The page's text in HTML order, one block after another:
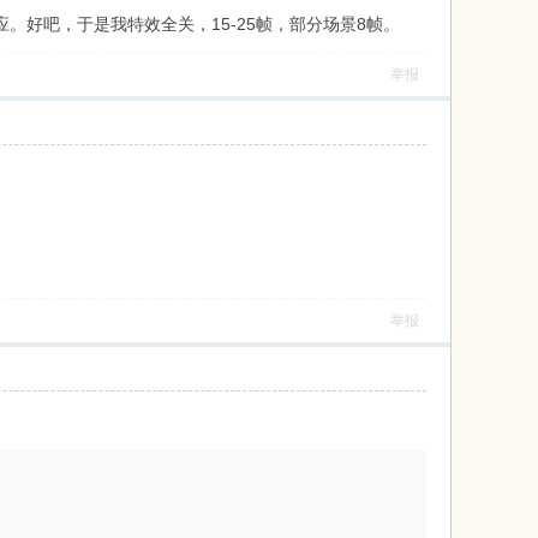
好吧，于是我特效全关，15-25帧，部分场景8帧。
举报
举报